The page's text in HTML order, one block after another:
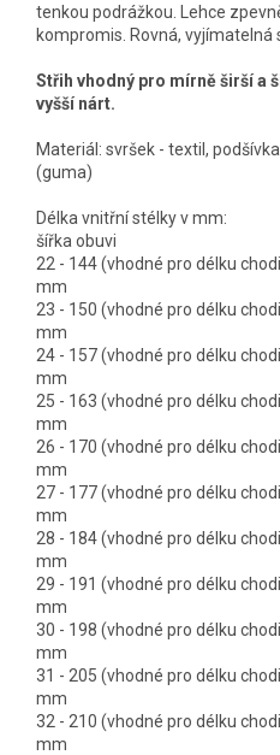
tenkou podrážkou. Lehce
kompromis. Rovná, vyjímatelná
Střih vhodný pro mírně širší a
vyšší nárt.
Materiál: svršek - textil,
(guma)
Délka vnitřní
šířka obuvi
22 - 144 (vhodné pro délku
mm
23 - 150 (vhodné pro délku
mm
24 - 157 (vhodné pro délku
mm
25 - 163 (vhodné pro délku
mm
26 - 170 (vhodné pro délku
mm
27 - 177 (vhodné pro délku
mm
28 - 184 (vhodné pro délku
mm
29 - 191 (vhodné pro délku
mm
30 - 198 (vhodné pro délku
mm
31 - 205 (vhodné pro délku
mm
32 - 210 (vhodné pro délku
mm